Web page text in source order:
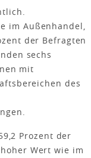
im Außenhandel,
der Befragten
sechs
mit
des
Prozent der
Wert wie im